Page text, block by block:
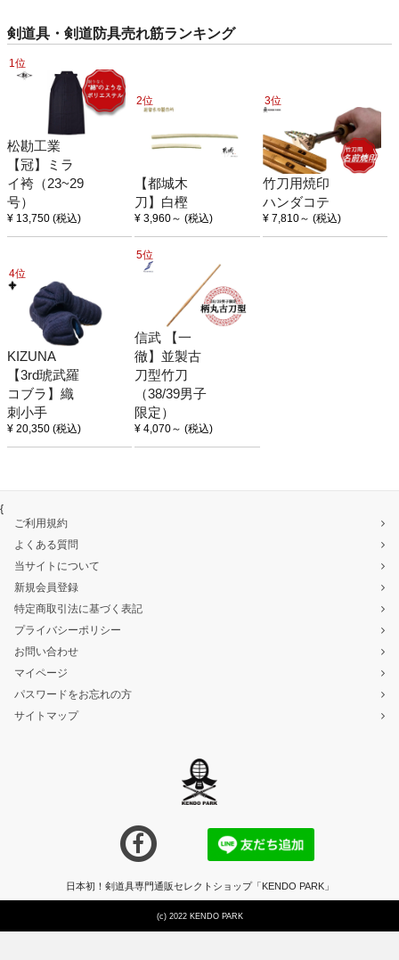
剣道具・剣道防具売れ筋ランキング
1位
松勘工業
【冠】ミラ
イ袴（23~29
号）
¥ 13,750 (税込)
2位
【都城木
刀】白樫
¥ 3,960～ (税込)
3位
竹刀用焼印
ハンダコテ
¥ 7,810～ (税込)
4位
KIZUNA
【3rd琥武羅
コブラ】織
刺小手
¥ 20,350 (税込)
5位
信武 【一
徹】並製古
刀型竹刀
（38/39男子
限定）
¥ 4,070～ (税込)
{
ご利用規約
よくある質問
当サイトについて
新規会員登録
特定商取引法に基づく表記
プライバシーポリシー
お問い合わせ
マイページ
パスワードをお忘れの方
サイトマップ
日本初！剣道具専門通販セレクトショップ「KENDO PARK」
(c) 2022 KENDO PARK